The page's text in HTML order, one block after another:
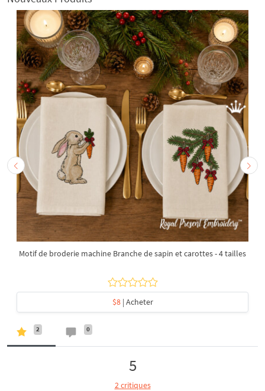
Motif de broderie machine Branche de sapin et carottes - 4 tailles
$8| Acheter
2 0
5
2 critiques